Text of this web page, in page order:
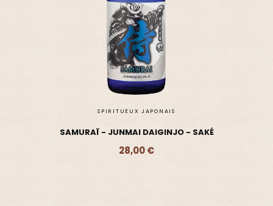
SPIRITUEUX JAPONAIS
SAMURAÏ - JUNMAI DAIGINJO - SAKÉ
28,00 €
Ajouter - 28,00 €